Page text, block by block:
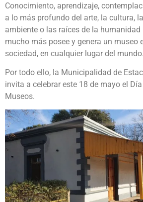
Conocimiento, aprendizaje,
a lo más profundo del arte, la cultura,
ambiente o las raíces de la
mucho más posee y genera un museo
sociedad, en cualquier lugar del mundo.
Por todo ello, la Municipalidad de
invita a celebrar este 18 de mayo el
Museos.